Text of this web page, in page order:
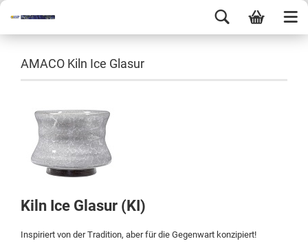
AMACO Kiln Ice Glasur
Kiln Ice Glasur (KI)
Inspiriert von der Tradition, aber für die Gegenwart konzipiert!